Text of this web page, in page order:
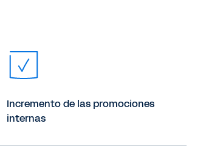
Incremento de las promociones
internas